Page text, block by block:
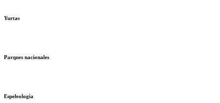
Yurtas
Parques nacionales
Espeleología